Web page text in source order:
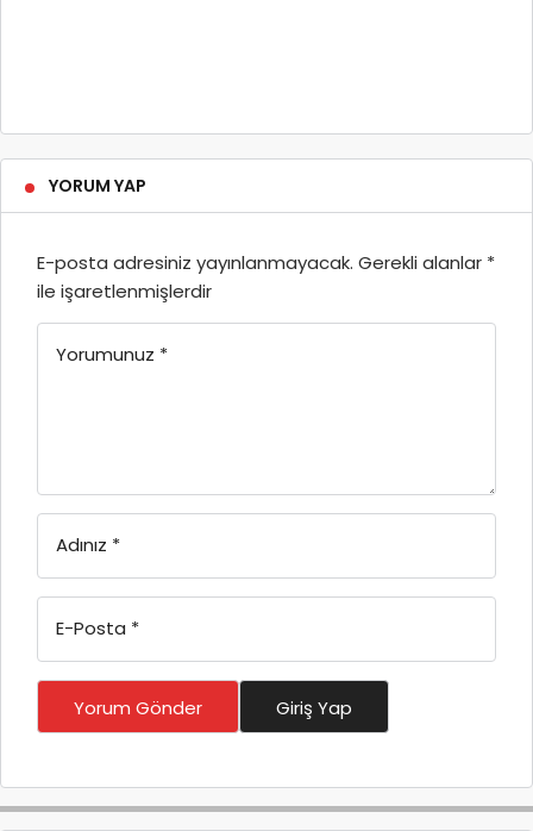
YORUM YAP
E-posta adresiniz yayınlanmayacak. Gerekli alanlar *
ile işaretlenmişlerdir
Yorumunuz *
Adınız *
E-Posta *
Yorum Gönder Giriş Yap